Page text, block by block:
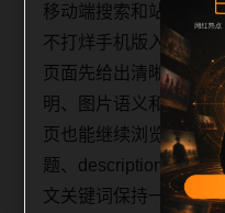
移动端搜索和站内连
不打烊手机版入口、今
页面先给出清晰主题
明、图片语义和可点
页也能继续浏览同类
题、description、
文关键词保持一致，